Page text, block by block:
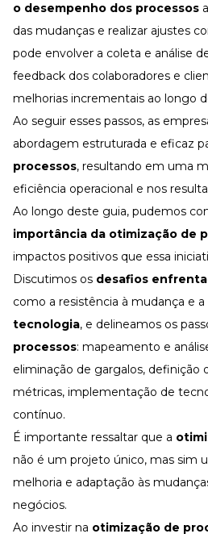
o desempenho dos processos
das mudanças e realizar ajustes
pode envolver a coleta e análise
feedback dos colaboradores e
melhorias incrementais ao longo
Ao seguir esses passos, as
abordagem estruturada e eficaz
processos, resultando em uma
eficiência operacional e nos
Ao longo deste guia, pudemos
importância da otimização de
impactos positivos que essa
Discutimos os desafios
como a resistência à mudança e a
tecnologia, e delineamos os
processos: mapeamento e
eliminação de gargalos, definição
métricas, implementação de
contínuo.
É importante ressaltar que a
não é um projeto único, mas sim
melhoria e adaptação às
negócios.
Ao investir na otimização de